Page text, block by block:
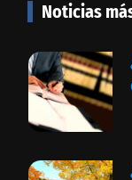
Noticias